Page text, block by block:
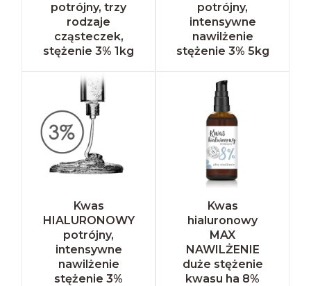
potrójny, trzy
rodzaje
cząsteczek,
stężenie 3% 1kg
potrójny,
intensywne
nawilżenie
stężenie 3% 5kg
Kwas
HIALURONOWY
potrójny,
intensywne
nawilżenie
stężenie 3%
Kwas
hialuronowy
MAX
NAWILŻENIE
duże stężenie
kwasu ha 8%